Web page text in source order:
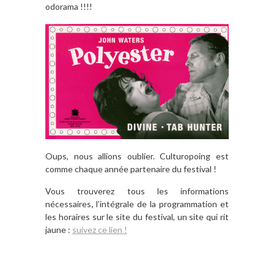
odorama !!!!
Oups, nous allions oublier. Culturopoing est
comme chaque année partenaire du festival !
Vous trouverez tous les informations
nécessaires, l’intégrale de la programmation et
les horaires sur le site du festival, un site qui rit
jaune : suivez ce lien !